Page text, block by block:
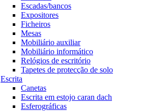
Escadas/bancos
Expositores
Ficheiros
Mesas
Mobiliário auxiliar
Mobiliário informático
Relógios de escritório
Tapetes de protecção de solo
Escrita
Canetas
Escrita em estojo caran dach
Esferográficas